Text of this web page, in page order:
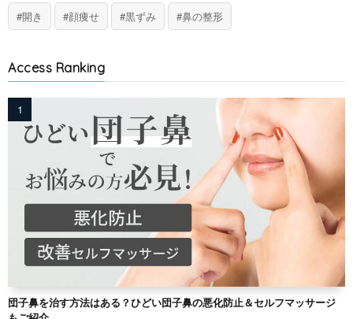
開き 顔痩せ 黒ずみ 鼻の整形
Access Ranking
団子鼻を治す方法はある？ひどい団子鼻の悪化防止＆セルフマッサージ